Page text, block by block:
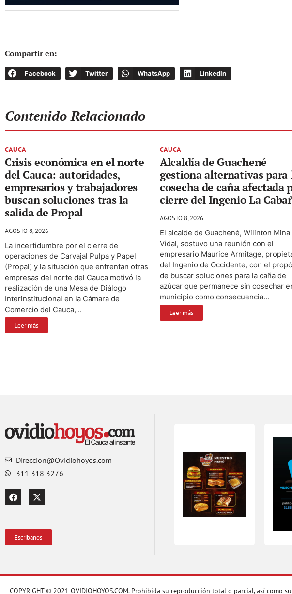
Compartir en:
Facebook Twitter WhatsApp LinkedIn
Contenido Relacionado
CAUCA
Crisis económica en el norte
del Cauca: autoridades,
empresarios y trabajadores
buscan soluciones tras la
salida de Propal
AGOSTO 8, 2026
La incertidumbre por el cierre de
operaciones de Carvajal Pulpa y Papel
(Propal) y la situación que enfrentan otras
empresas del norte del Cauca motivó la
realización de una Mesa de Diálogo
Interinstitucional en la Cámara de
Comercio del Cauca,...
Leer más
CAUCA
Alcaldía de Guachené
gestiona alternativas para
cosecha de caña afectada
cierre del Ingenio La
AGOSTO 8, 2026
El alcalde de Guachené, Wilinton Mina
Vidal, sostuvo una reunión con el
empresario Maurice Armitage,
del Ingenio de Occidente, con el
de buscar soluciones para la caña de
azúcar que permanece sin cosechar
municipio como consecuencia...
Leer más
Direccion@Ovidiohoyos.com
311 318 3276
Escríbanos
COPYRIGHT © 2021 OVIDIOHOYOS.COM. Prohibida su reproducción total o parcial, así